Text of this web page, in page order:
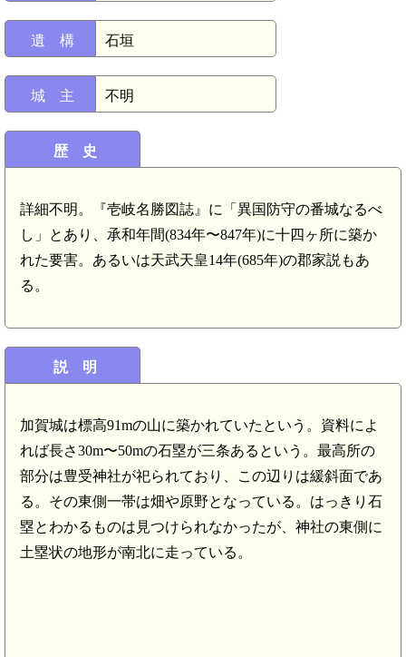
遺 構 石垣
城 主 不明
歴 史
詳細不明。『壱岐名勝図誌』に「異国防守の番城なるべ
し」とあり、承和年間(834年〜847年)に十四ヶ所に築か
れた要害。あるいは天武天皇14年(685年)の郡家説もあ
る。
説 明
加賀城は標高91mの山に築かれていたという。資料によ
れば長さ30m〜50mの石塁が三条あるという。最高所の
部分は豊受神社が祀られており、この辺りは緩斜面であ
る。その東側一帯は畑や原野となっている。はっきり石
塁とわかるものは見つけられなかったが、神社の東側に
土塁状の地形が南北に走っている。